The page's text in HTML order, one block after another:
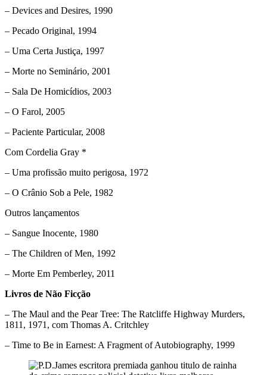
– Devices and Desires, 1990
– Pecado Original, 1994
– Uma Certa Justiça, 1997
– Morte no Seminário, 2001
– Sala De Homicídios, 2003
– O Farol, 2005
– Paciente Particular, 2008
Com Cordelia Gray *
– Uma profissão muito perigosa, 1972
– O Crânio Sob a Pele, 1982
Outros lançamentos
– Sangue Inocente, 1980
– The Children of Men, 1992
– Morte Em Pemberley, 2011
Livros de Não Ficção
– The Maul and the Pear Tree: The Ratcliffe Highway Murders,
1811, 1971, com Thomas A. Critchley
– Time to Be in Earnest: A Fragment of Autobiography, 1999